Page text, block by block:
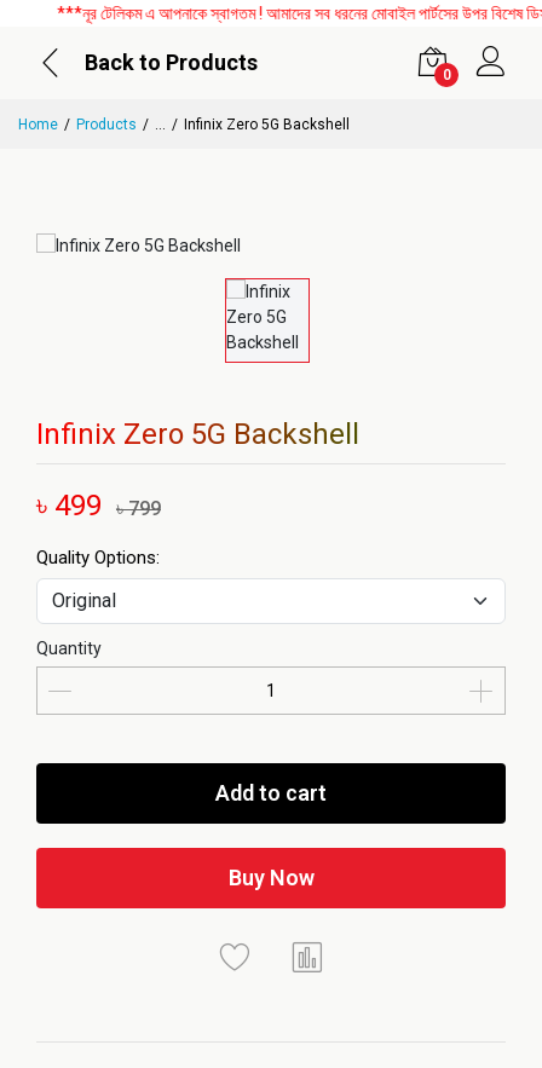
***নূর টেলিকম এ আপনাকে স্বাগতম ! আমাদের সব ধরনের মোবাইল পার্টসের উপর বিশেষ
Back to Products
0
Home Products ... Infinix Zero 5G Backshell
Infinix Zero 5G Backshell
৳ 499 ৳ 799
Quality Options:
Quantity
Add to cart
Buy Now